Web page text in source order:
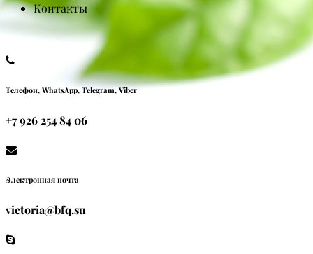
Контакты
Телефон, WhatsApp, Telegram, Viber
+7 926 254 84 06
Электронная почта
victoria@bfq.su